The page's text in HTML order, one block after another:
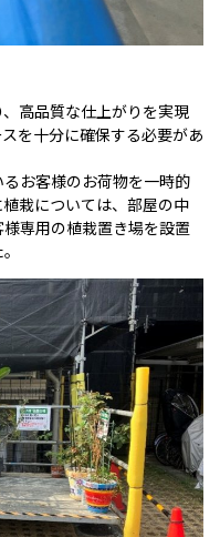
高品質な仕上がりを実現
を十分に確保する必要があ
お客様のお荷物を一時的
栽については、部屋の中
専用の植栽置き場を設置